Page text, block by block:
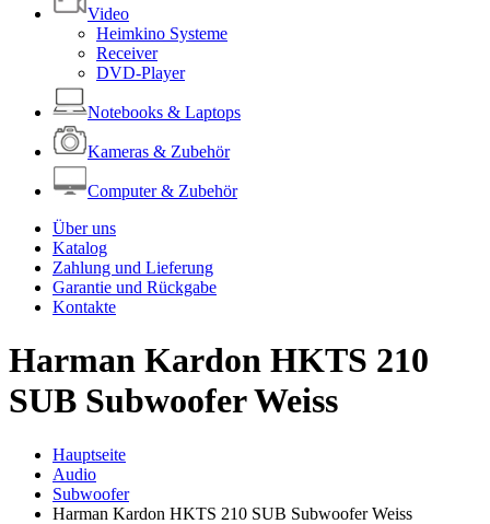
Video
Heimkino Systeme
Receiver
DVD-Player
Notebooks & Laptops
Kameras & Zubehör
Computer & Zubehör
Über uns
Katalog
Zahlung und Lieferung
Garantie und Rückgabe
Kontakte
Harman Kardon HKTS 210
SUB Subwoofer Weiss
Hauptseite
Audio
Subwoofer
Harman Kardon HKTS 210 SUB Subwoofer Weiss